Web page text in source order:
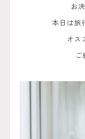
お
本日は旅
オス